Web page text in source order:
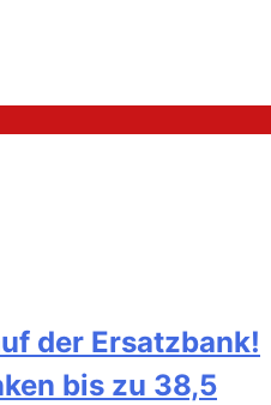
der Ersatzbank!
bis zu 38,5